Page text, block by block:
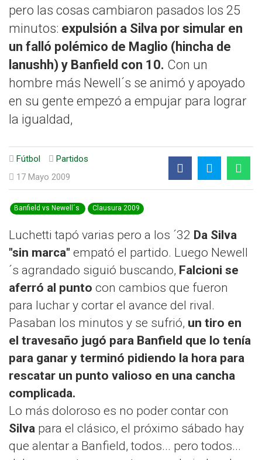
pero las cosas cambiaron pasados los 25
minutos: expulsión a Silva por simular en
un falló polémico de Maglio (hincha de
lanushh) y Banfield con 10. Con un
hombre más Newell´s se animó y apoyado
en su gente empezó a empujar para lograr
la igualdad,
Fútbol
Partidos
17 Mayo 2009
Banfield vs Newell´s Clausura 2009
Luchetti tapó varias pero a los ´32 Da Silva
"sin marca" empató el partido. Luego Newell
´s agrandado siguió buscando, Falcioni se
aferró al punto con cambios que fueron
para luchar y cortar el avance del rival.
Pasaban los minutos y se sufrió, un tiro en
el travesaño jugó para Banfield que lo tenía
para ganar y terminó pidiendo la hora para
rescatar un punto valioso en una cancha
complicada.
Lo más doloroso es no poder contar con
Silva para el clásico, el próximo sábado hay
que alentar a Banfield, todos... pero todos...